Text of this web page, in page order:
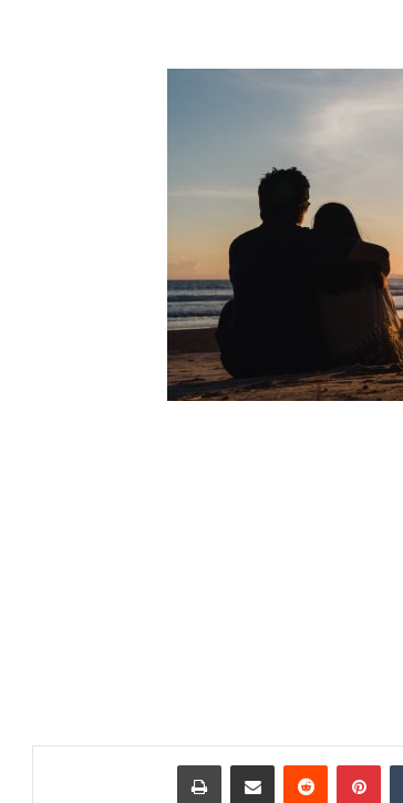
Pinterest
Reddit שתף הדפס